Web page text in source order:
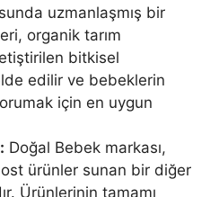
uzmanlaşmış bir
organik tarım
bitkisel
edilir ve bebeklerin
için en uygun
Doğal Bebek markası,
ürünler sunan bir diğer
Ürünlerinin tamamı